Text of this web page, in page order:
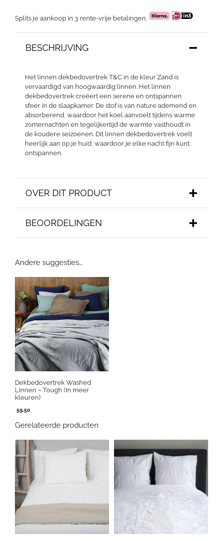
Splits je aankoop in 3 rente-vrije betalingen.
BESCHRIJVING
Het linnen dekbedovertrek T&C in de kleur Zand is
vervaardigd van hoogwaardig linnen. Het linnen
dekbedovertrek creëert een serene en ontspannen
sfeer in de slaapkamer. De stof is van nature ademend en
absorberend, waardoor het koel aanvoelt tijdens warme
zomernachten en tegelijkertijd de warmte vasthoudt in
de koudere seizoenen. Dit linnen dekbedovertrek voelt
heerlijk aan op je huid, waardoor je elke nacht fijn kunt
ontspannen.
OVER DIT PRODUCT
BEOORDELINGEN
Andere suggesties…
Dekbedovertrek Washed
Linnen – Tough (In meer
kleuren)
59,50
Gerelateerde producten